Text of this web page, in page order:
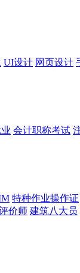
UI设计 网页设计
会计职称考试
特种作业操作证
价师 建筑八大员